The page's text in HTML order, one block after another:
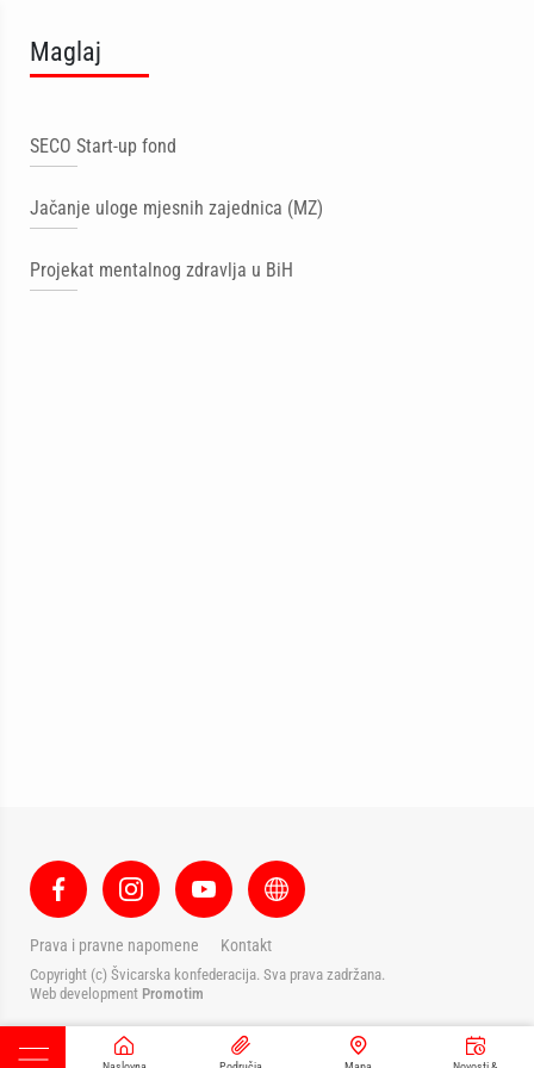
Maglaj
SECO Start-up fond
Jačanje uloge mjesnih zajednica (MZ)
Projekat mentalnog zdravlja u BiH
Prava i pravne napomene Kontakt
Copyright (c) Švicarska konfederacija. Sva prava zadržana.
Web development Promotim